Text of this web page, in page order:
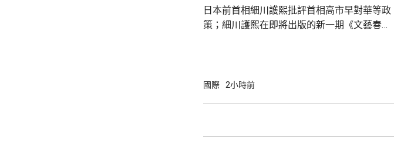
中不幸犧牲，同樣追記一等功。...
日本前首相細川護熙批評首相高市早對華等政
策；細川護熙在即將出版的新一期《文藝春
施，打破僵局，難免被批評是不負責任。他認
國際 2小時前